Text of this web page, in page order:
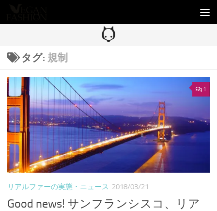
タグ: 規制
1
リアルファーの実態・ニュース 2018/03/21
Good news! サンフランシスコ、リア